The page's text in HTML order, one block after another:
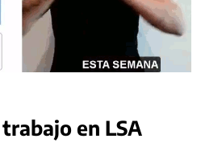
en LSA